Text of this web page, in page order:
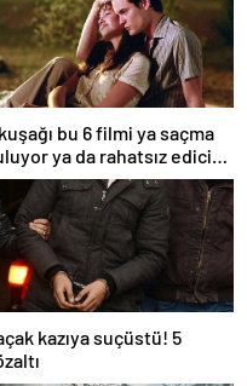
bu 6 filmi ya saçma
ya da rahatsız edici
toksik!
kazıya suçüstü! 5